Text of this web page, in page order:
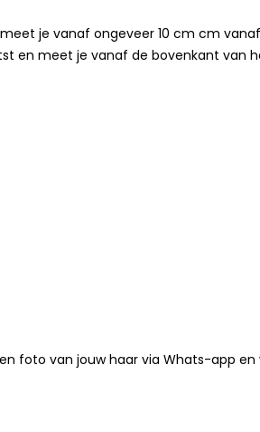
je vanaf ongeveer 10 cm cm
en meet je vanaf de bovenkant
foto van jouw haar via Whats-app